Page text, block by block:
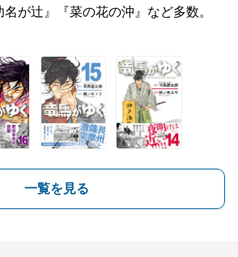
が辻』『菜の花の沖』など多数。
一覧を見る